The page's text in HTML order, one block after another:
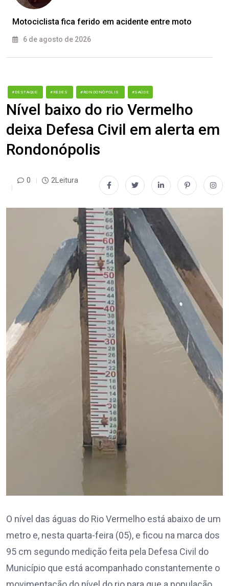
Motociclista fica ferido em acidente entre moto
6 de agosto de 2026
#DESTAQUE #REDES #RONDONÓPOLIS #SAÚDE
Nível baixo do rio Vermelho
deixa Defesa Civil em alerta em
Rondonópolis
0 2Leitura
O nível das águas do Rio Vermelho está abaixo de um
metro e, nesta quarta-feira (05), e ficou na marca dos
95 cm segundo medição feita pela Defesa Civil do
Município que está acompanhado constantemente o